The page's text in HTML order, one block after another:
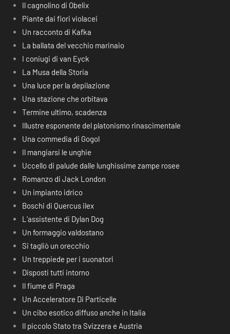
Il cagnolino di Obelix
Piante dai fiori violacei
Un racconto di Kafka
La ballata del vecchio marinaio
I coniugi di van Eyck
La Musa della Storia
Una luce per la depilazione
Una stazione che orbitava
Termine ultimo, scadenza
Illustre esponente del platonismo rinascimentale
Una commedia di Gogol
Il mangiarsi le unghie
Uccello di palude dalle lunghissime zampe rosee
Romanzo di Jack London
Un impianto idrico
Boschi di Quercus ilex
L’assistente di Dylan Dog
Un formaggio valdostano
Si tagliò un orecchio
Un treppiede per i suonatori
Disposti tutti intorno
Il fiume di Praga
Un Acceleratore Di Particelle
Un cibo esotico diffuso anche in Italia
Il piccolo Stato tra Svizzera e Austria